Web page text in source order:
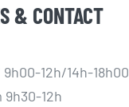
& CONTACT
12h/14h-18h00
9h30-12h